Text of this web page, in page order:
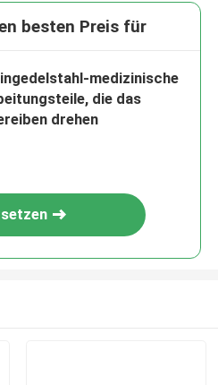
besten Preis für
medizinische
die das
drehen